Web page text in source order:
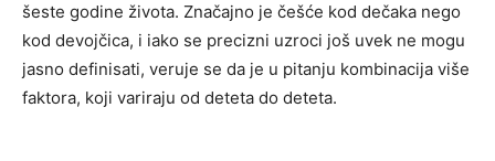
šeste godine života. Značajno je češće kod dečaka nego
kod devojčica, i iako se precizni uzroci još uvek ne mogu
jasno definisati, veruje se da je u pitanju kombinacija više
faktora, koji variraju od deteta do deteta.